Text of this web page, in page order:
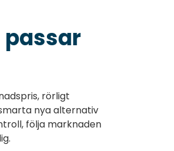
rörligt
nya alternativ
följa marknaden